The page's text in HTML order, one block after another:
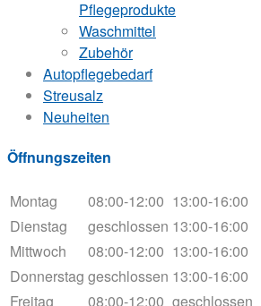
Pflegeprodukte
Waschmittel
Zubehör
Autopflegebedarf
Streusalz
Neuheiten
Öffnungszeiten
Montag 08:00-12:00 13:00-16:00
Dienstag
geschlossen 13:00-16:00
Mittwoch
08:00-12:00 13:00-16:00
Donnerstag geschlossen 13:00-16:00
Freitag
08:00-12:00 geschlossen